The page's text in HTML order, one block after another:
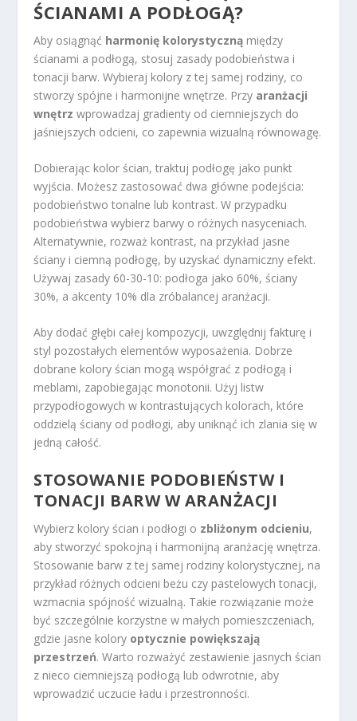
ŚCIANAMI A PODŁOGĄ?
Aby osiągnąć harmonię kolorystyczną między
ścianami a podłogą, stosuj zasady podobieństwa i
tonacji barw. Wybieraj kolory z tej samej rodziny, co
stworzy spójne i harmonijne wnętrze. Przy aranżacji
wnętrz wprowadzaj gradienty od ciemniejszych do
jaśniejszych odcieni, co zapewnia wizualną równowagę.
Dobierając kolor ścian, traktuj podłogę jako punkt
wyjścia. Możesz zastosować dwa główne podejścia:
podobieństwo tonalne lub kontrast. W przypadku
podobieństwa wybierz barwy o różnych nasyceniach.
Alternatywnie, rozważ kontrast, na przykład jasne
ściany i ciemną podłogę, by uzyskać dynamiczny efekt.
Używaj zasady 60-30-10: podłoga jako 60%, ściany
30%, a akcenty 10% dla zróbalancej aranżacji.
Aby dodać głębi całej kompozycji, uwzględnij fakturę i
styl pozostałych elementów wyposażenia. Dobrze
dobrane kolory ścian mogą współgrać z podłogą i
meblami, zapobiegając monotonii. Użyj listw
przypodłogowych w kontrastujących kolorach, które
oddzielą ściany od podłogi, aby uniknąć ich zlania się w
jedną całość.
STOSOWANIE PODOBIEŃSTW I
TONACJI BARW W ARANŻACJI
Wybierz kolory ścian i podłogi o zbliżonym odcieniu,
aby stworzyć spokojną i harmonijną aranżację wnętrza.
Stosowanie barw z tej samej rodziny kolorystycznej, na
przykład różnych odcieni beżu czy pastelowych tonacji,
wzmacnia spójność wizualną. Takie rozwiązanie może
być szczególnie korzystne w małych pomieszczeniach,
gdzie jasne kolory optycznie powiększają
przestrzeń. Warto rozważyć zestawienie jasnych ścian
z nieco ciemniejszą podłogą lub odwrotnie, aby
wprowadzić uczucie ładu i przestronności.